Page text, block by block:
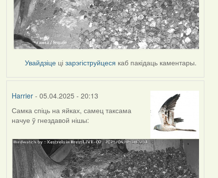
Увайдзіце цізарэгіструйцеся каб пакідаць каментары.
Harrier- 05.04.2025 - 20:13
Самка спіць на яйках, самец таксама
начуе ў гнездавой нішы: